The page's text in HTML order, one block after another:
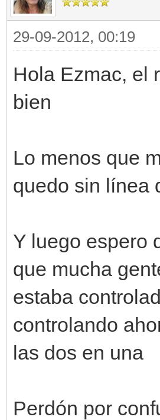
29-09-2012, 00:19
Hola Ezmac, el
bien
Lo menos que
quedo sin línea
Y luego espero
que mucha
estaba
controlando
las dos en una
Perdón por